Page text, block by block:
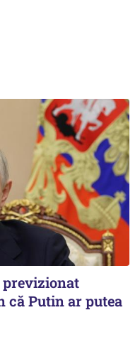
previzionat
că Putin ar putea